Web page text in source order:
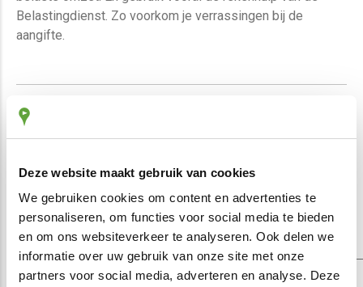
Deze website maakt gebruik van cookies
We gebruiken cookies om content en advertenties te
personaliseren, om functies voor social media te bieden
en om ons websiteverkeer te analyseren. Ook delen we
informatie over uw gebruik van onze site met onze
partners voor social media, adverteren en analyse. Deze
Belastingdienst. Zo voorkom je verrassingen bij de
aangifte.
Terug naar overzicht